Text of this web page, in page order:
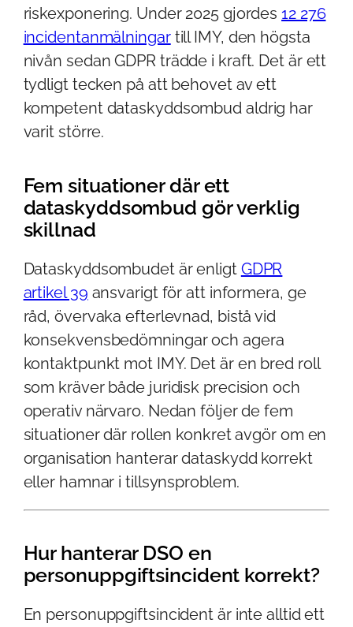
riskexponering. Under 2025 gjordes 12 276
incidentanmälningartill IMY, den högsta
nivån sedan GDPR trädde i kraft. Det är ett
tydligt tecken på att behovet av ett
kompetent dataskyddsombud aldrig har
varit större.
Fem situationer där ett
dataskyddsombud gör verklig
skillnad
Dataskyddsombudet är enligt GDPR
artikel 39 ansvarigt för att informera, ge
råd, övervaka efterlevnad, bistå vid
konsekvensbedömningar och agera
kontaktpunkt mot IMY. Det är en bred roll
som kräver både juridisk precision och
operativ närvaro. Nedan följer de fem
situationer där rollen konkret avgör om en
organisation hanterar dataskydd korrekt
eller hamnar i tillsynsproblem.
Hur hanterar DSO en
personuppgiftsincident korrekt?
En personuppgiftsincident är inte alltid ett